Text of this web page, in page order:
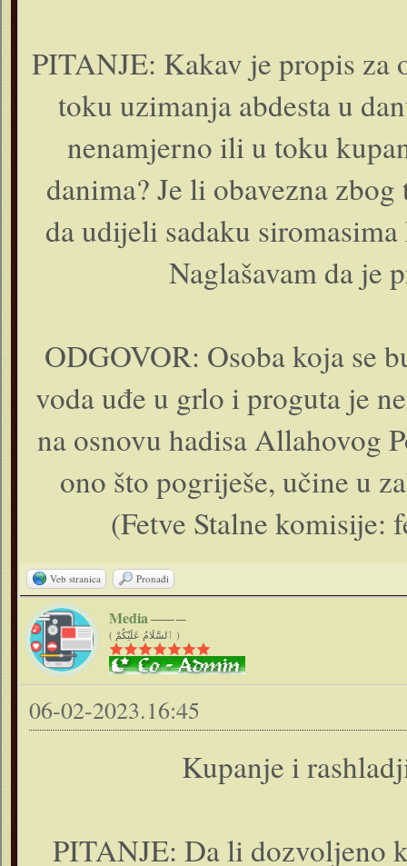
PITANJE: Kakav je propis za
toku uzimanja abdesta u
nenamjerno ili u toku
danima? Je li obavezna
da udijeli sadaku
Naglašavam da je
ODGOVOR: Osoba koja se
voda uđe u grlo i proguta je
na osnovu hadisa Allahovog
ono što pogriješe, učine u
(Fetve Stalne komisije:
Veb stranica Pronađi
Media
( ٱلسَّلَامُ عَلَيْكُمْ )
06-02-2023.16:45
Kupanje i
PITANJE: Da li dozvoljeno